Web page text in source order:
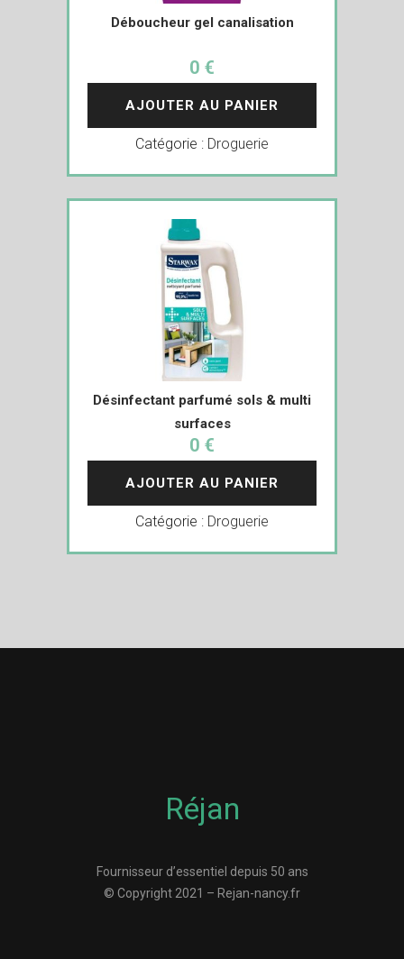
Déboucheur gel canalisation
0 €
AJOUTER AU PANIER
Catégorie : Droguerie
Désinfectant parfumé sols & multi
surfaces
0 €
AJOUTER AU PANIER
Catégorie : Droguerie
Réjan
Fournisseur d’essentiel depuis 50 ans
© Copyright 2021 – Rejan-nancy.fr